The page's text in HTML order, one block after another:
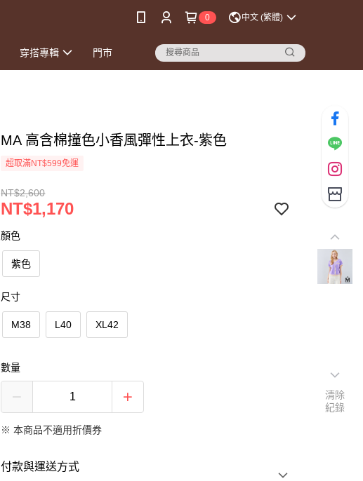
0 中文 (繁體)
穿搭專輯 門市
MA 高含棉撞色小香風彈性上衣-紫色
超取滿NT$599免運
NT$2,600
NT$1,170
顏色
紫色
尺寸
M38 L40 XL42
數量
※ 本商品不適用折價券
付款與運送方式
清除
紀錄